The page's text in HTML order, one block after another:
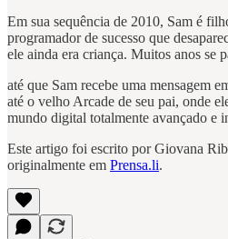
Em sua sequência de 2010, Sam é
programador de sucesso que
ele ainda era criança. Muitos anos se
até que Sam recebe uma mensagem
até o velho Arcade de seu pai, onde
mundo digital totalmente avançado e
Este artigo foi escrito por Giovana
originalmente em Prensa.li.